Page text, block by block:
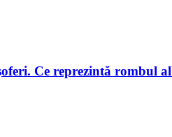
Ce reprezintă rombul